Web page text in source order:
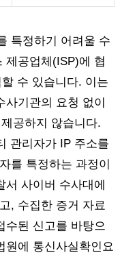
특정하기 어려울 수
제공업체(ISP)에 협
수 있습니다. 이는
사기관의 요청 없이
공하지 않습니다.
관리자가 IP 주소를
를 특정하는 과정이
서 사이버 수사대에
, 수집한 증거 자료
수된 신고를 바탕으
원에 통신사실확인요